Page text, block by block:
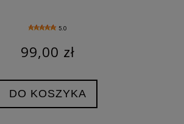
5.0
99,00 zł
DO KOSZYKA